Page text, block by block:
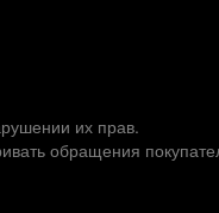
их прав.
обращения